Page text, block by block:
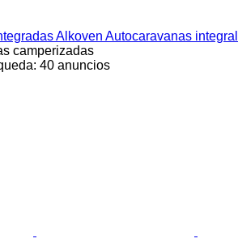
Alkoven Autocaravanas
camperizadas
40 anuncios